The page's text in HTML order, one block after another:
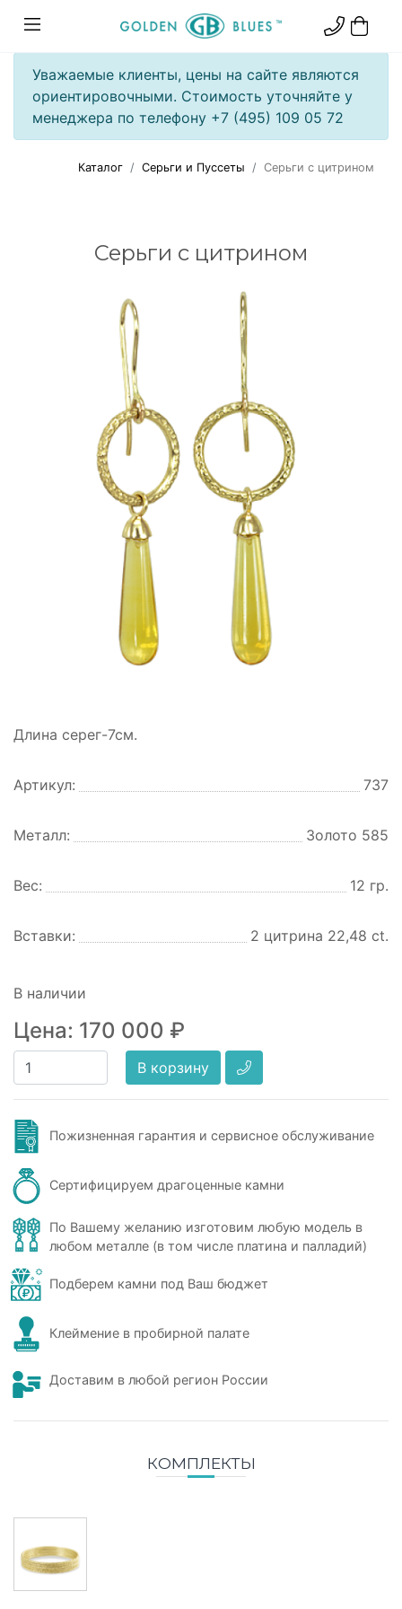
Уважаемые клиенты, цены на сайте являются
ориентировочными. Стоимость уточняйте у
менеджера по телефону +7 (495) 109 05 72
Каталог Серьги и Пуссеты Серьги с цитрином
Серьги с цитрином
Длина серег-7см.
Артикул: 737
Металл: Золото 585
Вес: 12 гр.
Вставки: 2 цитрина 22,48 ct.
В наличии
Цена: 170 000 ₽
В корзину
Пожизненная гарантия и сервисное обслуживание
Сертифицируем драгоценные камни
По Вашему желанию изготовим любую модель в
любом металле (в том числе платина и палладий)
Подберем камни под Ваш бюджет
Клеймение в пробирной палате
Доставим в любой регион России
КОМПЛЕКТЫ